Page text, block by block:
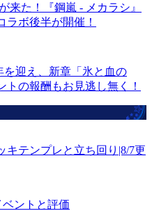
来た！『鋼嵐 - メカラシ』
ラボ後半が開催！
を迎え、新章「氷と血の
の報酬もお見逃し無く！
キテンプレと立ち回り|8/7更
ントと評価